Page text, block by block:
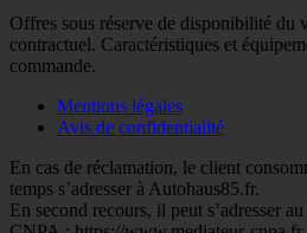
Facebook
Googleplus
E-
mail
Instagram
Tél
Offres sous réserve de disponibilité du
contractuel. Caractéristiques et
commande.
Mentions légales
Avis de confidentialité
En cas de réclamation, le client
temps s’adresser à Autohaus85.fr.
En second recours, il peut s’adresser